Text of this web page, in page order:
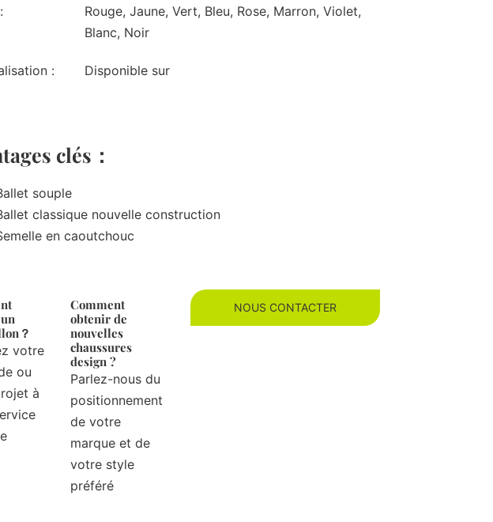
Rouge, Jaune, Vert, Bleu, Rose, Marron, Violet,
Blanc, Noir
: Disponible sur
clés：
souple
classique nouvelle construction
en caoutchouc
？
votre
ou
à
Comment
obtenir de
nouvelles
chaussures
design ?
Parlez-nous du
positionnement
de votre
marque et de
votre style
préféré
NOUS CONTACTER